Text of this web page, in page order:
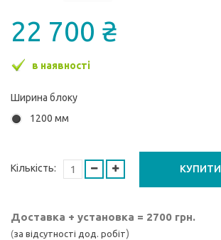
22 700 ₴
в наявності
Ширина блоку
1200 мм
Кількість: КУПИТИ
Доставка + установка = 2700 грн.
(за відсутності дод. робіт)